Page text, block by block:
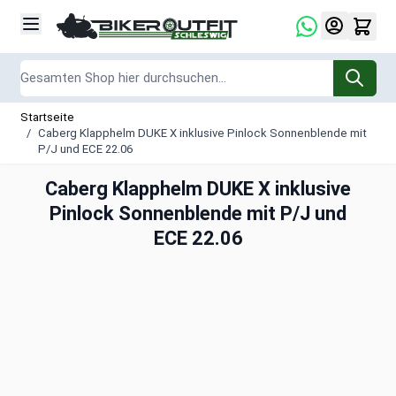
Startseite
/ Caberg Klapphelm DUKE X inklusive Pinlock Sonnenblende mit
P/J und ECE 22.06
Caberg Klapphelm DUKE X inklusive
Pinlock Sonnenblende mit P/J und
ECE 22.06